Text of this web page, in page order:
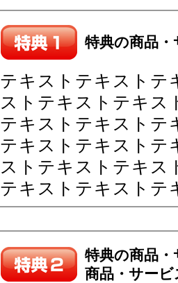
特典の商品
テキストテキストテ
ストテキストテキス
テキストテキストテ
テキストテキストテ
ストテキストテキス
テキストテキストテ
特典の商品
商品・サー